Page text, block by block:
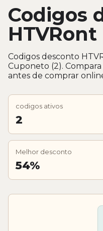
Codigos
HTVRont
Codigos desconto
Cuponeto (2).
antes de comprar
codigos ativos
2
Melhor desconto
54%